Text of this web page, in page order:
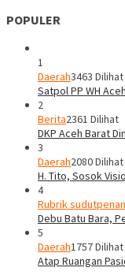
POPULER
1
Daerah3463 Dilihat
Satpol PP WH
2
Berita2361 Dilihat
DKP Aceh Barat
3
Daerah2080 Dilihat
H. Tito, Sosok
4
Rubrik
Debu Batu Bara,
5
Daerah1757 Dilihat
Atap Ruangan